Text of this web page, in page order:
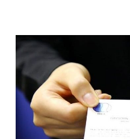
Così vuoi
Asia
28 giu 20242 min read